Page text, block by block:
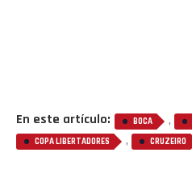
En este artículo: BOCA ,
COPA LIBERTADORES , CRUZEIRO